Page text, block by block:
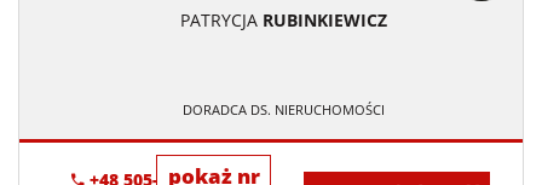
PATRYCJA RUBINKIEWICZ
DORADCA DS. NIERUCHOMOŚCI
pokaż nr
+48 505-236-943